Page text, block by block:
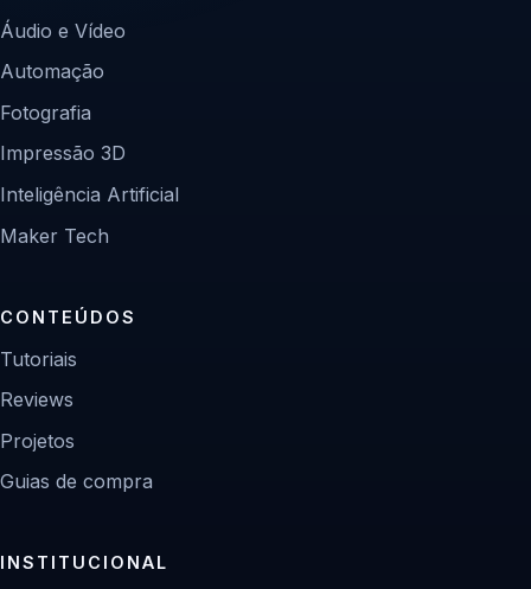
Áudio e Vídeo
Automação
Fotografia
Impressão 3D
Inteligência Artificial
Maker Tech
CONTEÚDOS
Tutoriais
Reviews
Projetos
Guias de compra
INSTITUCIONAL